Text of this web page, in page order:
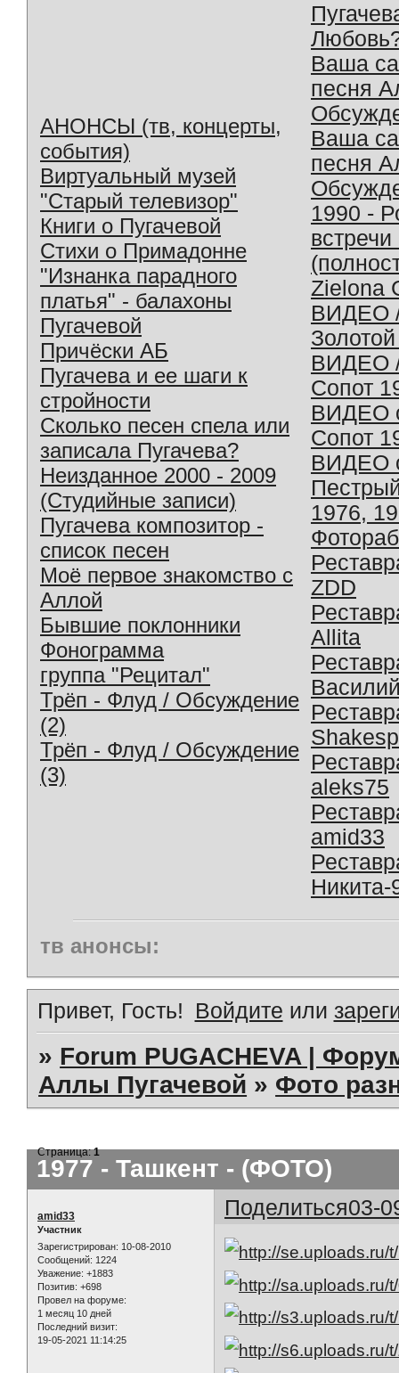
АНОНСЫ (тв, концерты,
события)
Виртуальный музей
"Старый телевизор"
Книги о Пугачевой
Стихи о Примадонне
"Изнанка парадного
платья" - балахоны
Пугачевой
Причёски АБ
Пугачева и ее шаги к
стройности
Сколько песен спела или
записала Пугачева?
Неизданное 2000 - 2009
(Студийные записи)
Пугачева композитор -
список песен
Моё первое знакомство с
Аллой
Бывшие поклонники
Фонограмма
группа "Рецитал"
Трёп - Флуд / Обсуждение
(2)
Трёп - Флуд / Обсуждение
(3)
Ваша
песня
Ваша
песня
1990 -
Zielona
ВИДЕО
ВИДЕО
Сопот
ВИДЕО
Сопот
ВИДЕО
1976,
ZDD
Allita
aleks75
amid33
Никита-
тв анонсы:
Привет, Гость! Войдите или
» Forum PUGACHEVA |
Аллы Пугачевой » Фото
1977 - Ташкент - (ФОТО)
Страница:1
Поделиться03-
amid33
Участник
Зарегистрирован: 10-08-2010
Сообщений: 1224
Уважение: +1883
Позитив: +698
Провел на форуме:
1 месяц 10 дней
Последний визит:
19-05-2021 11:14:25